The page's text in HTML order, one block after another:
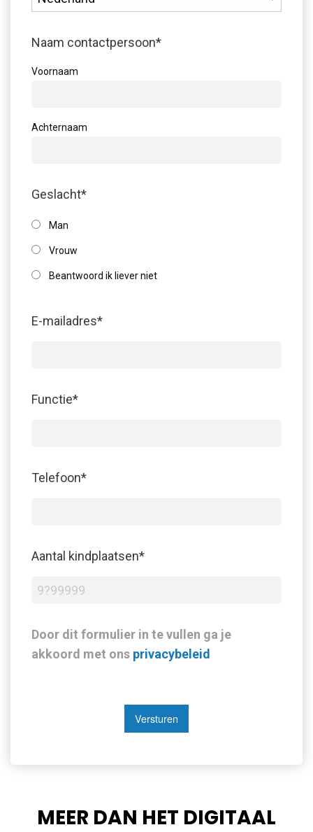
Naam contactpersoon*
Voornaam
Achternaam
Geslacht*
Man
Vrouw
Beantwoord ik liever niet
E-mailadres*
Functie*
Telefoon*
Aantal kindplaatsen*
Door dit formulier in te vullen ga je
akkoord met ons privacybeleid
Versturen
MEER DAN HET DIGITAAL